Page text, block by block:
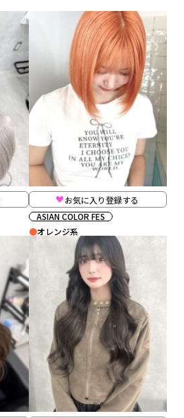
お気に入り登録する
ASIAN COLOR FES
オレンジ系